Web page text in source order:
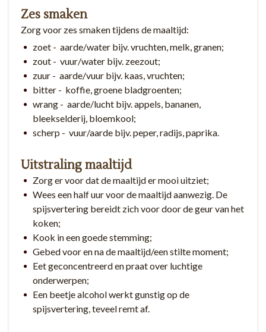
Zes smaken
Zorg voor zes smaken tijdens de maaltijd:
zoet - aarde/water bijv. vruchten, melk, granen;
zout - vuur/water bijv. zeezout;
zuur - aarde/vuur bijv. kaas, vruchten;
bitter - koffie, groene bladgroenten;
wrang - aarde/lucht bijv. appels, bananen,
bleekselderij, bloemkool;
scherp - vuur/aarde bijv. peper, radijs, paprika.
Uitstraling maaltijd
Zorg er voor dat de maaltijd er mooi uitziet;
Wees een half uur voor de maaltijd aanwezig. De
spijsvertering bereidt zich voor door de geur van het
koken;
Kook in een goede stemming;
Gebed voor en na de maaltijd/een stilte moment;
Eet geconcentreerd en praat over luchtige
onderwerpen;
Een beetje alcohol werkt gunstig op de
spijsvertering, teveel remt af.